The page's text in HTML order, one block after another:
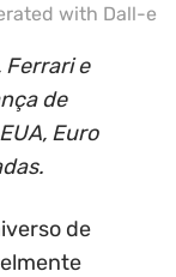
with Dall-e
Ferrari e
de
Euro
de